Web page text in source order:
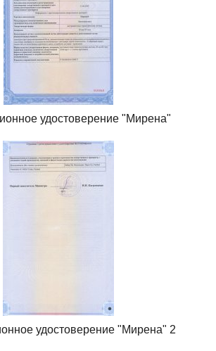
удостоверение "Мирена"
удостоверение "Мирена" 2